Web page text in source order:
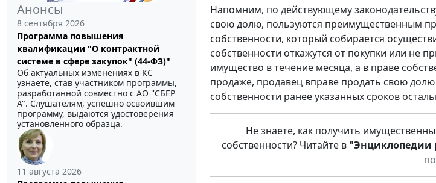
Анонсы
8 сентября 2026
Программа повышения
квалификации "О контрактной
системе в сфере закупок" (44-ФЗ)"
Об актуальных изменениях в КС
узнаете, став участником программы,
разработанной совместно с АО ''СБЕР
А". Слушателям, успешно освоившим
программу, выдаются удостоверения
установленного образца.
11 августа 2026
Напомним, по действующему
свою долю, пользуются преимущественным
собственности, который собирается
собственности откажутся от покупки или не
имущество в течение месяца, а в праве
продаже, продавец вправе продать свою
собственности ранее указанных сроков
Не знаете, как получить
собственности? Читайте в "Энциклопедии